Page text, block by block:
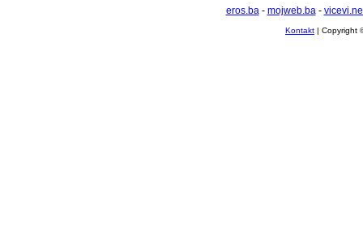
eros.ba- mojweb.ba-
Kontakt | Copyright